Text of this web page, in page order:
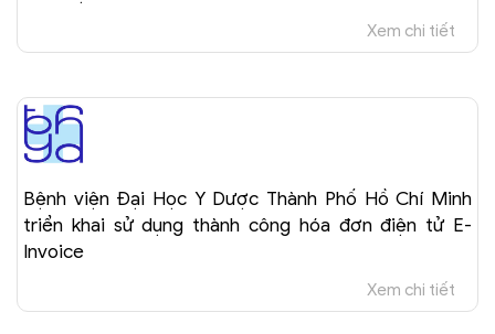
Xem chi tiết
Bệnh viện Đại Học Y Dược Thành Phố Hồ Chí Minh
triển khai sử dụng thành công hóa đơn điện tử E-
Invoice
Xem chi tiết